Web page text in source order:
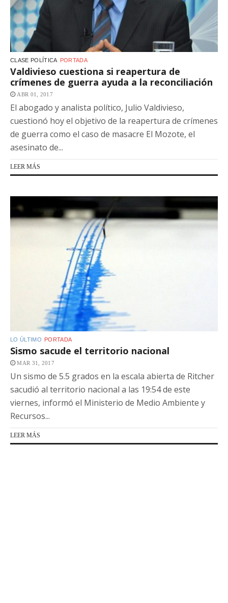
CLASE POLÍTICA PORTADA
Valdivieso cuestiona si reapertura de
crímenes de guerra ayuda a la reconciliación
ABR 01, 2017
El abogado y analista político, Julio Valdivieso,
cuestionó hoy el objetivo de la reapertura de crímenes
de guerra como el caso de masacre El Mozote, el
asesinato de...
LEER MÁS
LO ÚLTIMO PORTADA
Sismo sacude el territorio nacional
MAR 31, 2017
Un sismo de 5.5 grados en la escala abierta de Ritcher
sacudió al territorio nacional a las 19:54 de este
viernes, informó el Ministerio de Medio Ambiente y
Recursos...
LEER MÁS